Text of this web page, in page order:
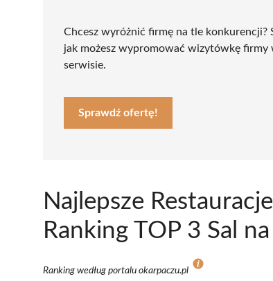
Chcesz wyróżnić firmę na tle konkurencji?
jak możesz wypromować wizytówkę firmy
serwisie.
Sprawdź ofertę!
Najlepsze
Ranking TOP 3 Sal
Ranking według portalu okarpaczu.pl